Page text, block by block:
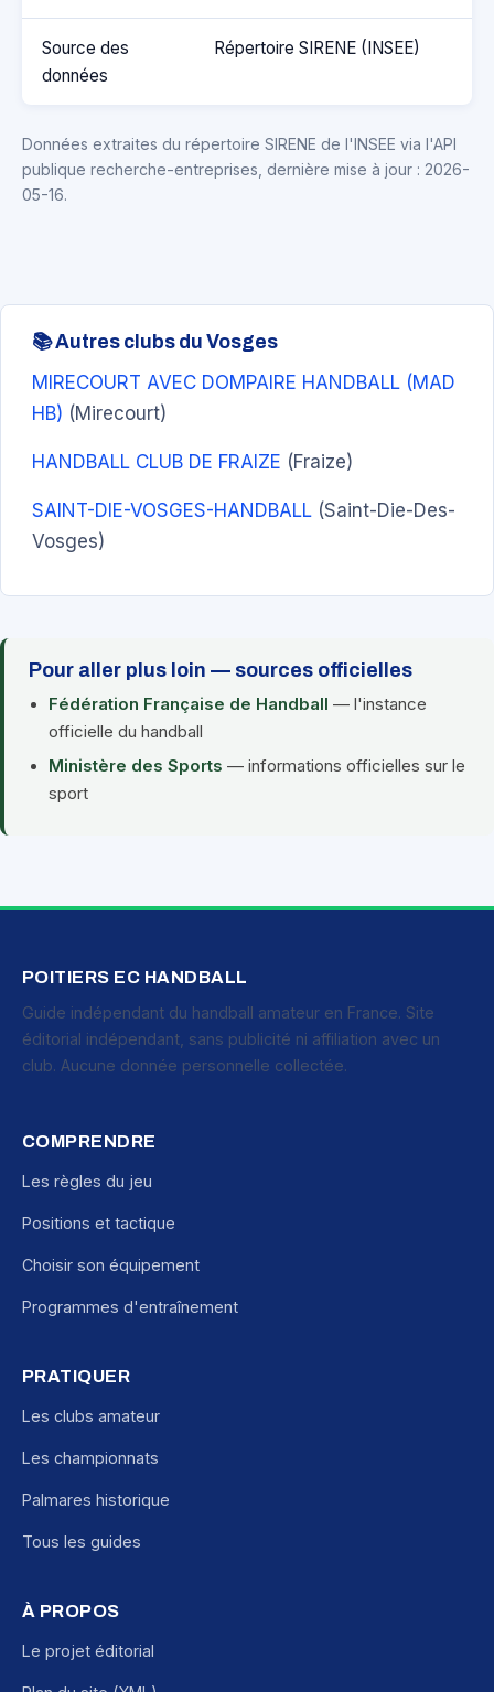
Source des
données
Répertoire SIRENE (INSEE)
Données extraites du répertoire SIRENE de l'INSEE via l'API
publique recherche-entreprises, dernière mise à jour : 2026-
05-16.
📚 Autres clubs du Vosges
MIRECOURT AVEC DOMPAIRE HANDBALL (MAD
HB) (Mirecourt)
HANDBALL CLUB DE FRAIZE (Fraize)
SAINT-DIE-VOSGES-HANDBALL (Saint-Die-Des-
Vosges)
Pour aller plus loin — sources officielles
Fédération Française de Handball — l'instance
officielle du handball
Ministère des Sports — informations officielles sur le
sport
POITIERS EC HANDBALL
Guide indépendant du handball amateur en France. Site
éditorial indépendant, sans publicité ni affiliation avec un
club. Aucune donnée personnelle collectée.
COMPRENDRE
Les règles du jeu
Positions et tactique
Choisir son équipement
Programmes d'entraînement
PRATIQUER
Les clubs amateur
Les championnats
Palmares historique
Tous les guides
À PROPOS
Le projet éditorial